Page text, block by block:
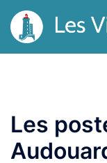
Aller
au
contenu
Les